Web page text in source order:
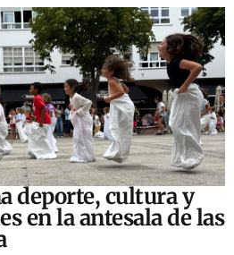
deporte, cultura y
en la antesala de las